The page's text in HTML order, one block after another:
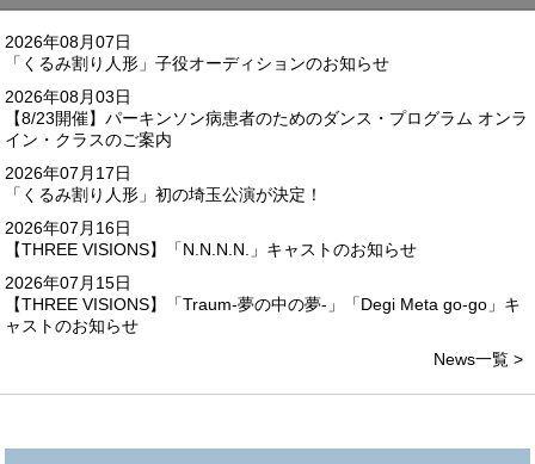
2026年08月07日
「くるみ割り人形」子役オーディションのお知らせ
2026年08月03日
【8/23開催】パーキンソン病患者のためのダンス・プログラム オンラ
イン・クラスのご案内
2026年07月17日
「くるみ割り人形」初の埼玉公演が決定！
2026年07月16日
【THREE VISIONS】「N.N.N.N.」キャストのお知らせ
2026年07月15日
【THREE VISIONS】「Traum-夢の中の夢-」「Degi Meta go-go」キ
ャストのお知らせ
News一覧 >